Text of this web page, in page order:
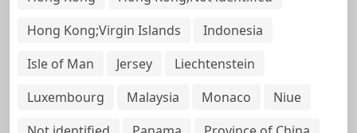
Hong Kong;Virgin Islands
Indonesia
Isle of Man
Jersey
Liechtenstein
Luxembourg
Malaysia Monaco
Niue